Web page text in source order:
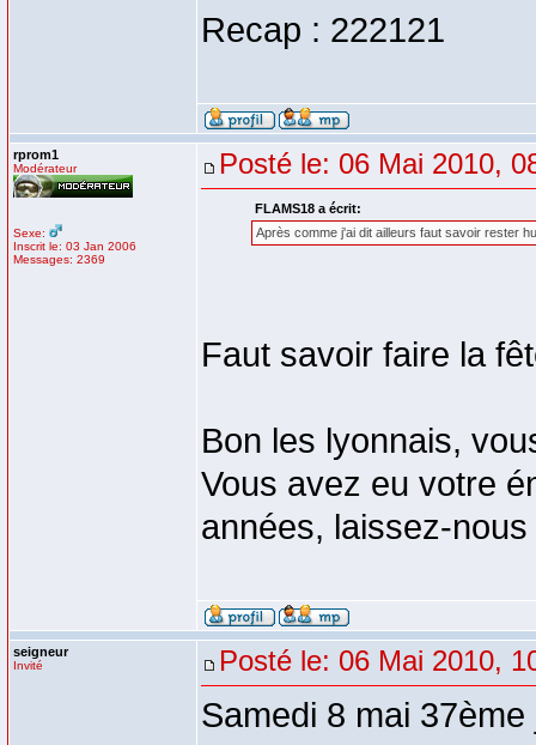
Recap : 222121
rprom1
Modérateur
Sexe:
Inscrit le: 03 Jan 2006
Messages: 2369
Posté le: 06 Mai 2010,
FLAMS18 a écrit:
Après comme j'ai dit ailleurs faut savoir rester
Faut savoir faire la
Bon les lyonnais,
Vous avez eu votre
années, laissez-
seigneur
Invité Posté le: 06 Mai 2010,
Samedi 8 mai 37ème